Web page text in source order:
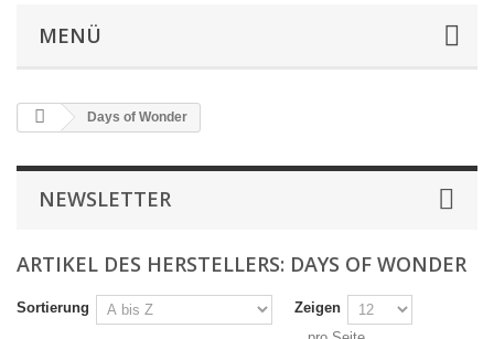
MENÜ
Days of Wonder
NEWSLETTER
ARTIKEL DES HERSTELLERS: DAYS OF WONDER
Sortierung
Zeigen